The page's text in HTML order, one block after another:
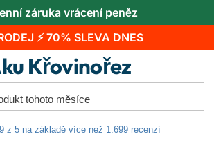
záruka vrácení peněz
⚡ 70% SLEVA DNES
Křovinořez
tohoto měsíce
4,9 z 5 na základě více než 1.699 recenzí